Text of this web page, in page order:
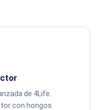
de 4Life.
con hongos